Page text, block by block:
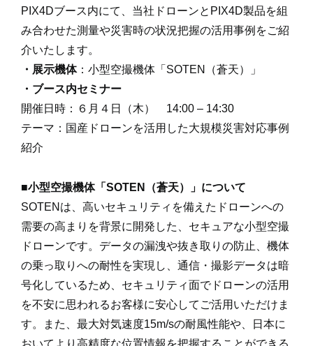
PIX4Dブース内にて、当社ドローンとPIX4D製品を組
み合わせた測量や災害時の状況把握の活用事例をご紹
介いたします。
・展示機体：小型空撮機体「SOTEN（蒼天）」
・ブース内セミナー
開催日時：６月４日（木） 14:00 – 14:30
テーマ：国産ドローンを活用した大規模災害対応事例
紹介
■小型空撮機体「SOTEN（蒼天）」について
SOTENは、高いセキュリティを備えたドローンへの
需要の高まりを背景に開発した、セキュアな小型空撮
ドローンです。データの漏洩や抜き取りの防止、機体
の乗っ取りへの耐性を実現し、通信・撮影データは暗
号化しているため、セキュリティ面でドローンの活用
を不安に思われるお客様に安心してご活用いただけま
す。また、最大対気速度15m/sの耐風性能や、日本に
おいてより高精度な位置情報を把握することができる